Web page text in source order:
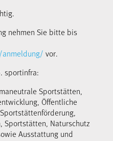
nehmen Sie bitte bis
vor.
sportinfra:
Sportstätten,
Öffentliche
Sportstätten, Naturschutz
Ausstattung und